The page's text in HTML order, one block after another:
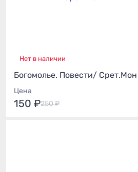
Нет в наличии
Богомолье. Повести/ Срет.Мон
Цена
150 ₽250 ₽